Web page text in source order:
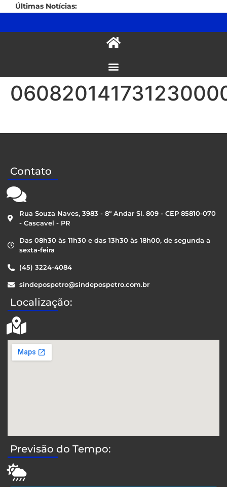
Últimas Notícias:
Contato
Rua Souza Naves, 3983 - 8º Andar Sl. 809 - CEP 85810-070
- Cascavel - PR
Das 08h30 às 11h30 e das 13h30 às 18h00, de segunda a
sexta-feira
(45) 3224-4084
sindepospetro@sindepospetro.com.br
Localização:
Previsão do Tempo: